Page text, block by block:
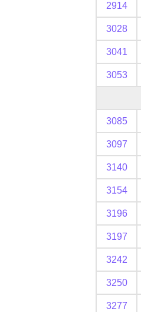
2914
3028
3041
3053
3085
3097
3140
3154
3196
3197
3242
3250
3277